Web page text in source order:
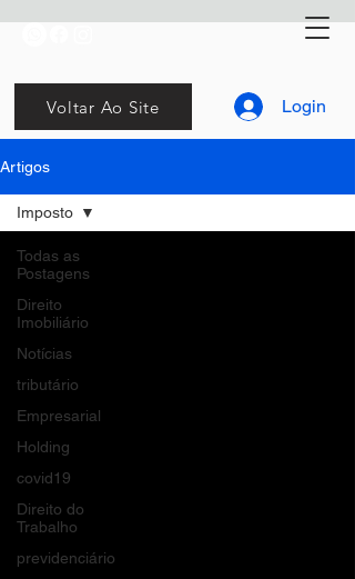
Voltar Ao Site Login
Artigos
Todas as
Postagens
Direito
Imobiliário
Notícias
tributário
Empresarial
Holding
covid19
Direito do
Trabalho
previdenciário
Imposto